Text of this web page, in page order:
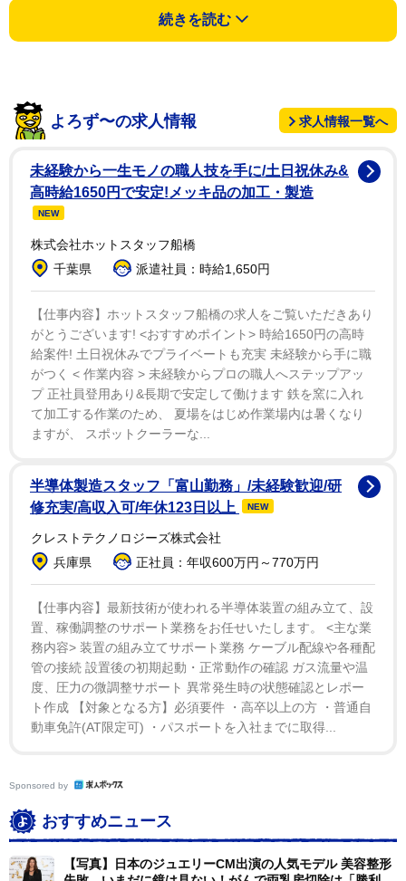
ころで、それがたるんだら、更に手を加える。終いには
もはや人間らしくもない姿になってしまう！」と歯止め
今回のインタビューでコッポラ監督は先立たれた妻エ
レノアさんについても言及していた。「彼女を亡くした
のは1年前だ。一番の一緒の時間はいつも朝だった。人
生を通じて、感情的に支え合える相手がいたんだ。だか
ら今は、自分がどこにいるのかさえわからないよ」と寂
しさを隠さなかった。「彼女との日々の会話から本当に
多くのことを学んだ。コンセプチュアルアートについて
教えてくれた。何でもアートになり得るってね。ジャガ
イモの皮をむく行為さえアートになり得ると。当時は自
分が聞いた中で一番馬鹿げた話だと思っていたよ。でも
理解できなくても、同意できなくても、興味深いものだ
った」と妻から学びがあったことも振り返った。
そんな最愛の妻の死と向き合うためにコッポラ監督は
朝、ポジティブな言葉を10個リストアップして、それを
詩にまとめている。新しい言葉も覚えるからね。言葉の
新たな供給源を見つけるのは難しいんだ」と語った。
続きを読む
よろず〜の求人情報 求人情報一覧へ
未経験から一生モノの職人技を手に/土日祝休み&
高時給1650円で安定!メッキ品の加工・製造
NEW
株式会社ホットスタッフ船橋
千葉県
派遣社員：時給1,650円
【仕事内容】ホットスタッフ船橋の求人をご覧いただきあり
がとうございます! <おすすめポイント> 時給1650円の高時
給案件! 土日祝休みでプライベートも充実 未経験から手に職
がつく < 作業内容 > 未経験からプロの職人へステップアッ
プ 正社員登用あり&長期で安定して働けます 鉄を窯に入れ
て加工する作業のため、 夏場をはじめ作業場内は暑くなり
ますが、 スポットクーラーな...
半導体製造スタッフ「富山勤務」/未経験歓迎/研
修充実/高収入可/年休123日以上
NEW
クレストテクノロジーズ株式会社
兵庫県
正社員：年収600万円～770万円
【仕事内容】最新技術が使われる半導体装置の組み立て、設
置、稼働調整のサポート業務をお任せいたします。 <主な業
務内容> 装置の組み立てサポート業務 ケーブル配線や各種配
管の接続 設置後の初期起動・正常動作の確認 ガス流量や温
度、圧力の微調整サポート 異常発生時の状態確認とレポー
ト作成 【対象となる方】必須要件 ・高卒以上の方 ・普通自
動車免許(AT限定可) ・パスポートを入社までに取得...
Sponsored by
おすすめニュース
【写真】日本のジュエリーCM出演の人気モデル 美容整形